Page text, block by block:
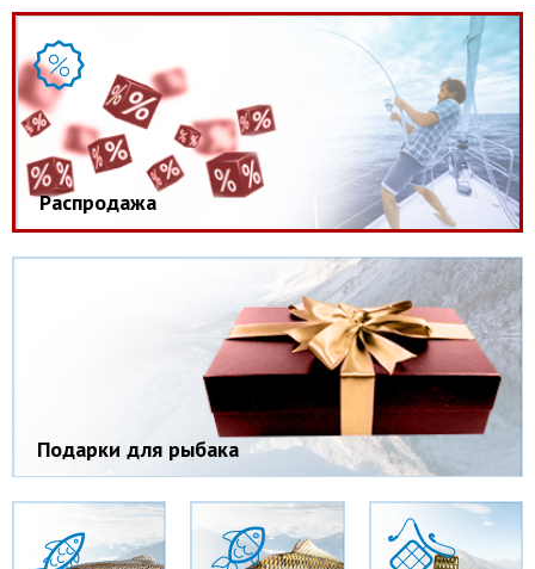
Распродажа
Подарки для рыбака